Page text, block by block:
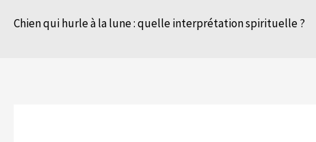
Chien qui hurle à la lune : quelle interprétation spirituelle ?